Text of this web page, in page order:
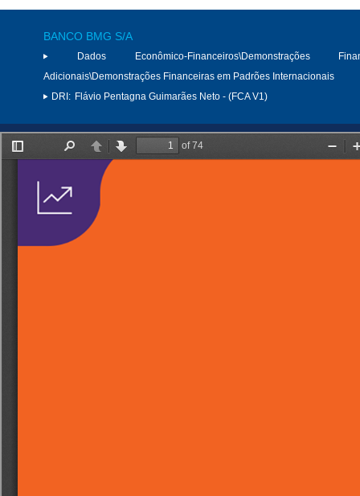
BANCO BMG S/A
Dados Econômico-Financeiros\Demonstrações
Adicionais\Demonstrações Financeiras em Padrões Internacionais
DRI: Flávio Pentagna Guimarães Neto - (FCA V1)